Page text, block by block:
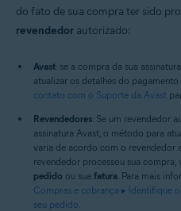
do fato de sua compra ter sido
revendedor autorizado:
Avast: se a compra da sua
atualizar os detalhes do pagamento
contato com o Suporte da Avast
Revendedores: Se um revendedor
assinatura Avast, o método para
varia de acordo com o revendedor
revendedor processou sua compra,
pedido ou sua fatura. Para mais
Compras e cobrança ▸ Identifique
seu pedido.